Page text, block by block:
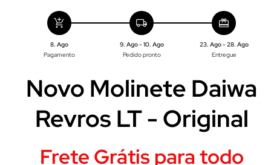
add_shopping_cart
8. Ago
Pagamento
local_shipping
9. Ago - 10. Ago
Pedido pronto
redeem
23. Ago - 28. Ago
Entregue
Novo Molinete Daiwa
Revros LT - Original
Frete Grátis para todo